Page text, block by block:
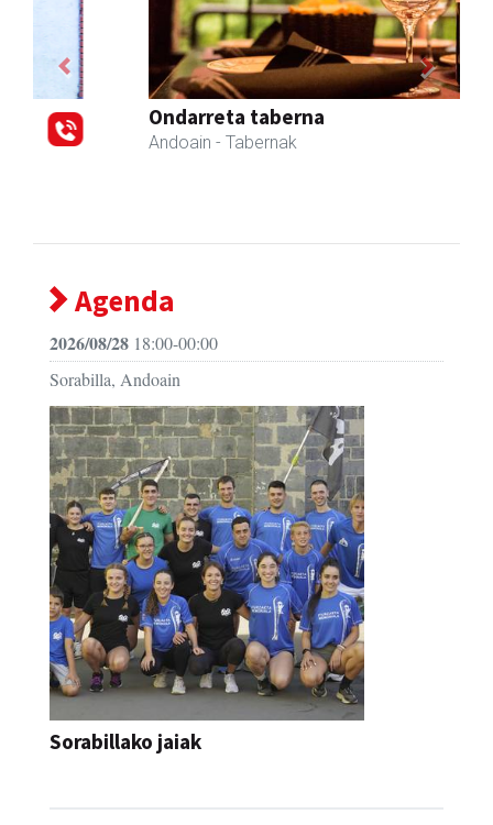
Ondarreta taberna
Andoain - Tabernak
Previous Next
Agenda
2026/08/28 18:00-00:00
Sorabilla, Andoain
Sorabillako jaiak